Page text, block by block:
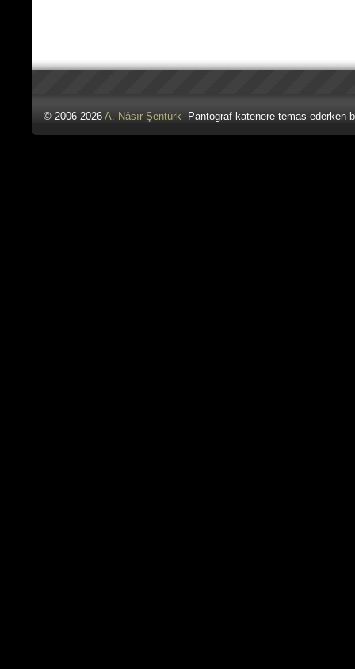
© 2006-2026 A. Nâsır Şentürk Pantograf katenere temas ederken